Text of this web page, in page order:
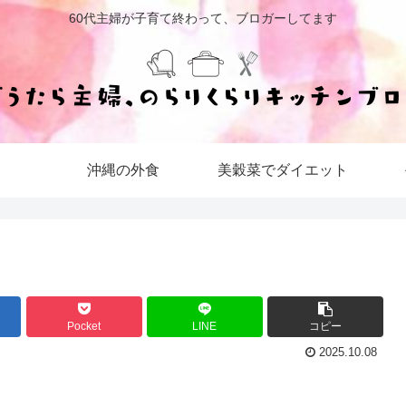
60代主婦が子育て終わって、ブロガーしてます
沖縄の外食 美穀菜でダイエット
Pocket LINE コピー
2025.10.08